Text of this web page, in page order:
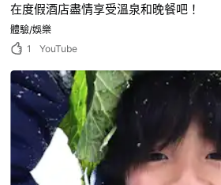
在度假酒店盡情享受溫泉和晚餐吧！
體驗/娛樂
1
YouTube